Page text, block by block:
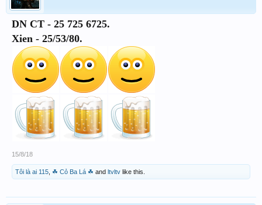
DN CT - 25 725 6725.
Xien - 25/53/80.
15/8/18
Tôi là ai 115 ☘ Cỏ Ba Lá ☘ and ltvltv like this.